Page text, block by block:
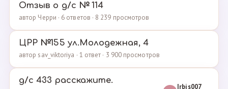
Отзыв о д/с № 114
автор Черри · 6 ответов · 8 239 просмотров
ЦРР №155 ул.Молодежная, 4
автор sav_viktoriya · 1 ответ · 3 900 просмотров
д/с 433 расскажите.
Irbis007